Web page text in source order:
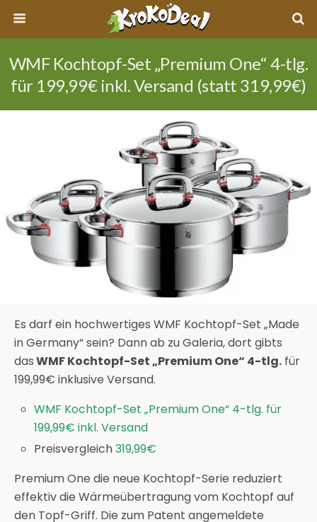
WMF Kochtopf-Set „Premium One“ 4-tlg.
für 199,99€ inkl. Versand (statt 319,99€)
Es darf ein hochwertiges WMF Kochtopf-Set „Made
in Germany“ sein? Dann ab zu Galeria, dort gibts
dasWMF Kochtopf-Set „Premium One“ 4-tlg. für
199,99€ inklusive Versand.
WMF Kochtopf-Set „Premium One“ 4-tlg. für
199,99€ inkl. Versand
Preisvergleich319,99€
Premium One die neue Kochtopf-Serie reduziert
effektiv die Wärmeübertragung vom Kochtopf auf
den Topf-Griff. Die zum Patent angemeldete